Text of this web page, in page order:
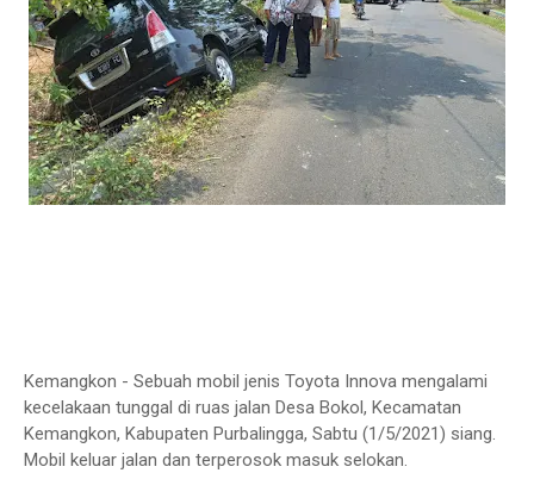
Kemangkon - Sebuah mobil jenis Toyota Innova mengalami
kecelakaan tunggal di ruas jalan Desa Bokol, Kecamatan
Kemangkon, Kabupaten Purbalingga, Sabtu (1/5/2021) siang.
Mobil keluar jalan dan terperosok masuk selokan.